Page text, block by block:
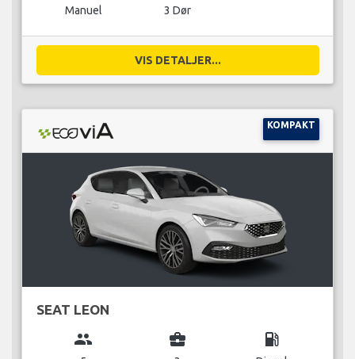
Manuel 3 Dør
VIS DETALJER...
KOMPAKT
SEAT LEON
group business_center local_gas_station